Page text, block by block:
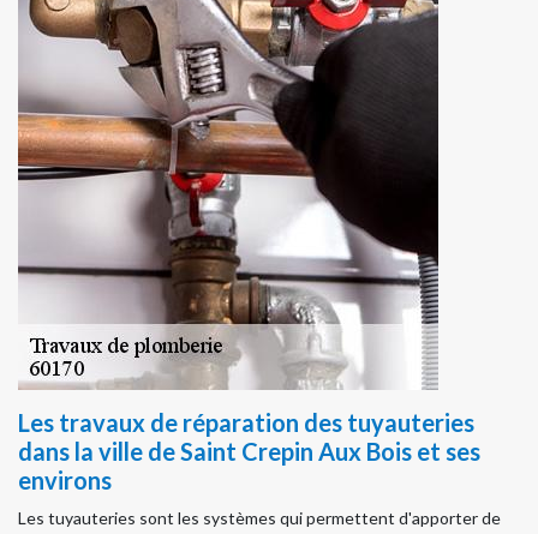
Les travaux de réparation des tuyauteries
dans la ville de Saint Crepin Aux Bois et ses
environs
Les tuyauteries sont les systèmes qui permettent d'apporter de